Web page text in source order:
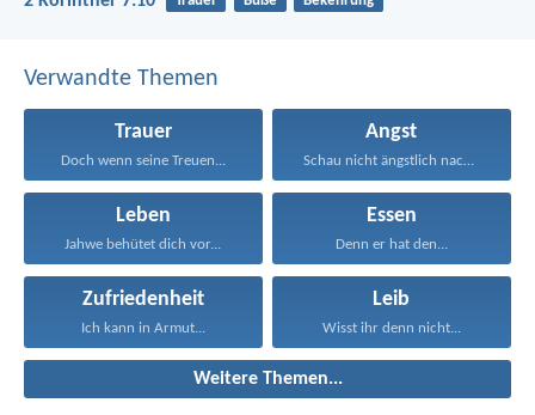
Verwandte Themen
Trauer
Doch wenn seine Treuen...
Angst
Schau nicht ängstlich nach...
Leben
Jahwe behütet dich vor...
Essen
Denn er hat den...
Zufriedenheit
Ich kann in Armut...
Leib
Wisst ihr denn nicht...
Weitere Themen...